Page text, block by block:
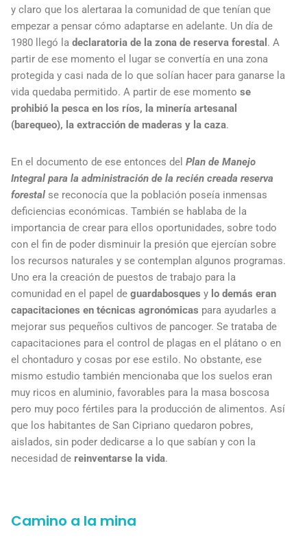
y claro que los alertaraa la comunidad de que tenían que
empezar a pensar cómo adaptarse en adelante. Un día de
1980 llegó la declaratoria de la zona de reserva forestal . A
partir de ese momento el lugar se convertía en una zona
protegida y casi nada de lo que solían hacer para ganarse la
vida quedaba permitido. A partir de ese momento se
prohibió la pesca en los ríos, la minería artesanal
(barequeo), la extracción de maderas y la caza.
En el documento de ese entonces del Plan de Manejo
Integral para la administración de la recién creada reserva
forestal se reconocía que la población poseía inmensas
deficiencias económicas. También se hablaba de la
importancia de crear para ellos oportunidades, sobre todo
con el fin de poder disminuir la presión que ejercían sobre
los recursos naturales y se contemplan algunos programas.
Uno era la creación de puestos de trabajo para la
comunidad en el papel de guardabosques y lo demás eran
capacitaciones en técnicas agronómicas para ayudarles a
mejorar sus pequeños cultivos de pancoger. Se trataba de
capacitaciones para el control de plagas en el plátano o en
el chontaduro y cosas por ese estilo. No obstante, ese
mismo estudio también mencionaba que los suelos eran
muy ricos en aluminio, favorables para la masa boscosa
pero muy poco fértiles para la producción de alimentos. Así
que los habitantes de San Cipriano quedaron pobres,
aislados, sin poder dedicarse a lo que sabían y con la
necesidad de reinventarse la vida.
Camino a la mina